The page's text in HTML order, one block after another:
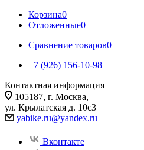
Корзина0
Отложенные0
Сравнение товаров0
+7 (926) 156-10-98
Контактная информация
105187, г. Москва,
ул. Крылатская д. 10с3
yabike.ru@yandex.ru
Вконтакте